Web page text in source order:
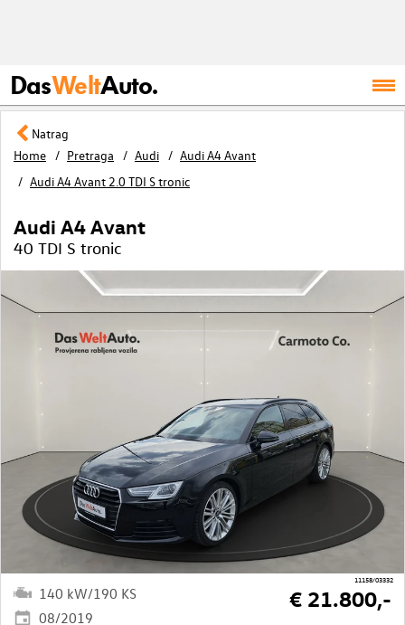
DasWeltAuto.
Natrag
Home
Pretraga Audi
Audi A4 Avant
Audi A4 Avant 2.0 TDI S tronic
11158/03332
Audi A4 Avant
40 TDI S tronic
140 kW/190 KS
08/2019
€ 21.800,-